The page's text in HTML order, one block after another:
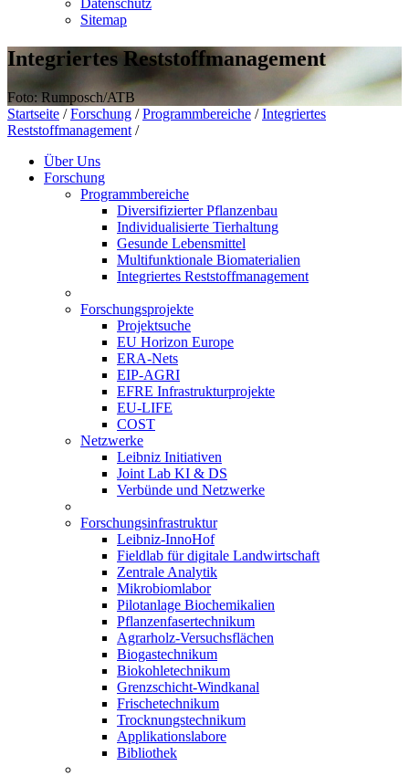
Datenschutz
Sitemap
Integriertes Reststoffmanagement
Foto: Rumposch/ATB
Startseite / Forschung / Programmbereiche / Integriertes
Reststoffmanagement /
Über Uns
Forschung
Programmbereiche
Diversifizierter Pflanzenbau
Individualisierte Tierhaltung
Gesunde Lebensmittel
Multifunktionale Biomaterialien
Integriertes Reststoffmanagement
Forschungsprojekte
Projektsuche
EU Horizon Europe
ERA-Nets
EIP-AGRI
EFRE Infrastrukturprojekte
EU-LIFE
COST
Netzwerke
Leibniz Initiativen
Joint Lab KI & DS
Verbünde und Netzwerke
Forschungsinfrastruktur
Leibniz-InnoHof
Fieldlab für digitale Landwirtschaft
Zentrale Analytik
Mikrobiomlabor
Pilotanlage Biochemikalien
Pflanzenfasertechnikum
Agrarholz-Versuchsflächen
Biogastechnikum
Biokohletechnikum
Grenzschicht-Windkanal
Frischetechnikum
Trocknungstechnikum
Applikationslabore
Bibliothek